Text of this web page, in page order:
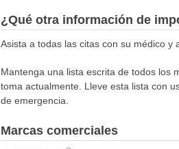
¿Qué otra información de
Asista a todas las citas con su médico y
Mantenga una lista escrita de todos los
toma actualmente. Lleve esta lista con
de emergencia.
Marcas comerciales